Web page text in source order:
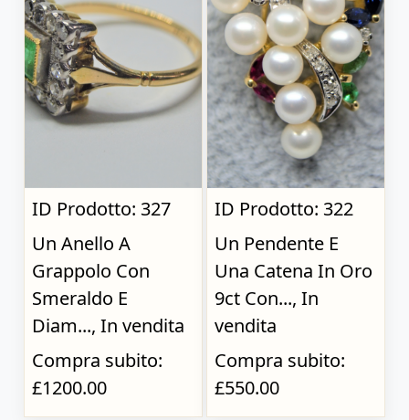
ID Prodotto: 327
Un Anello A
Grappolo Con
Smeraldo E
Diam..., In vendita
Compra subito:
£1200.00
ID Prodotto: 322
Un Pendente E
Una Catena In Oro
9ct Con..., In
vendita
Compra subito:
£550.00